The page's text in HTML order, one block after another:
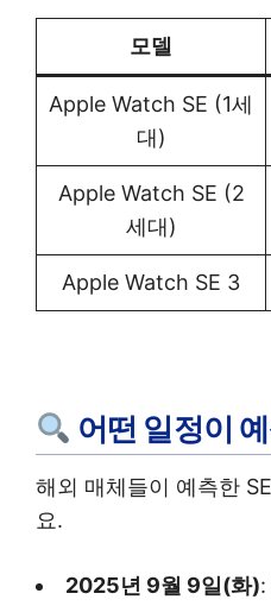
모델
Apple Watch SE (1세
대)
Apple Watch SE (2
세대)
Apple Watch SE 3
어떤 일정이
해외 매체들이 예측한
요.
2025년 9월 9일(화)